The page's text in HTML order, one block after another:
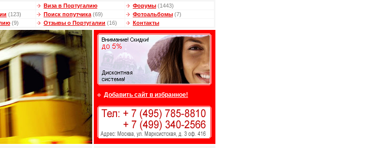
Виза в Португалию Форумы (1443)
(123) Поиск попутчика (69) Фотоальбомы (7)
(9) Отзывы о Португалии (16) Контакты
Добавить сайт в избранное!